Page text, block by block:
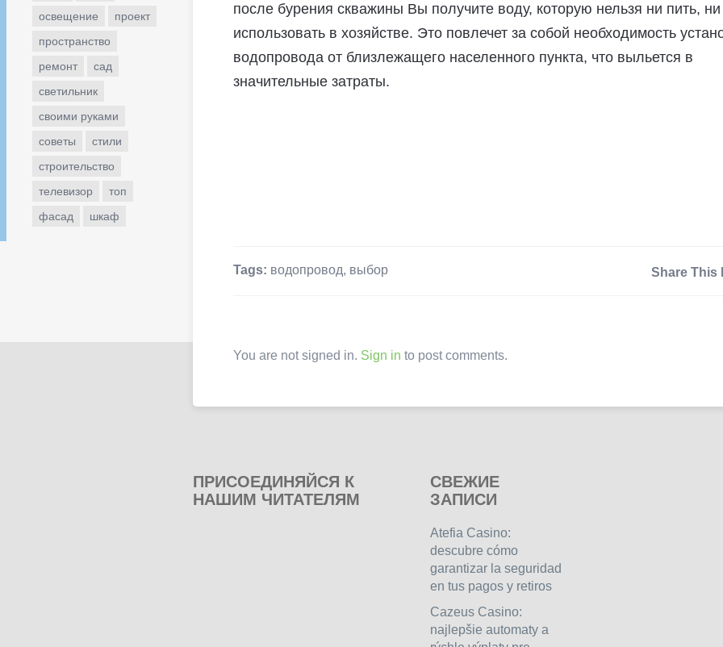
освещение
проект
пространство
ремонт
сад
светильник
своими руками
советы
стили
строительство
телевизор
топ
фасад
шкаф
после бурения скважины Вы получите воду, которую нельзя ни пить, ни
использовать в хозяйстве. Это повлечет за собой необходимость
водопровода от близлежащего населенного пункта, что выльется в
значительные затраты.
Tags: водопровод, выбор Share This
You are not signed in. Sign in to post comments.
ПРИСОЕДИНЯЙСЯ К
НАШИМ ЧИТАТЕЛЯМ
СВЕЖИЕ
ЗАПИСИ
Atefia Casino:
descubre cómo
garantizar la seguridad
en tus pagos y retiros
Cazeus Casino:
najlepšie automaty a